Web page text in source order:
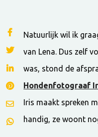
Natuurlijk wil ik
van Lena. Dus zelf
was, stond de
Hondenfotograaf
Iris maakt spreken
handig, ze woont